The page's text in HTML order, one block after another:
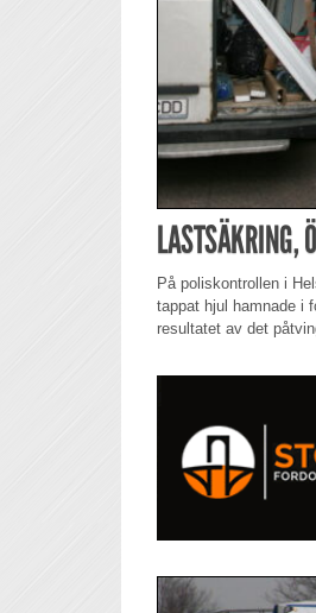
LASTSÄKRING,
På poliskontrollen i
tappat hjul hamnade i
resultatet av det